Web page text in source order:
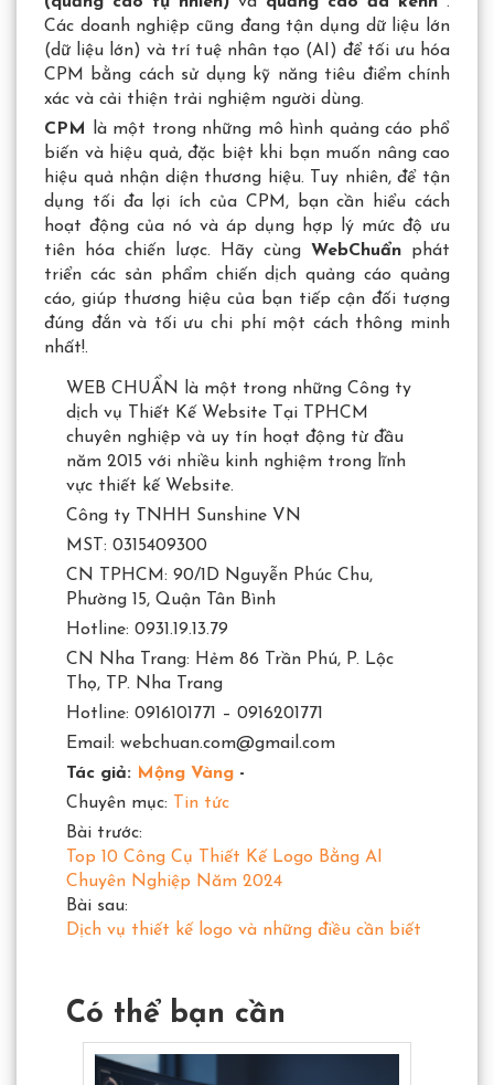
Các doanh nghiệp cũng đang tận dụng dữ liệu lớn
(dữ liệu lớn) và trí tuệ nhân tạo (AI) để tối ưu hóa
CPM bằng cách sử dụng kỹ năng tiêu điểm chính
xác và cải thiện trải nghiệm người dùng.
CPM
là một trong những mô hình quảng cáo phổ
biến và hiệu quả, đặc biệt khi bạn muốn nâng cao
hiệu quả nhận diện thương hiệu. Tuy nhiên, để tận
dụng tối đa lợi ích của CPM, bạn cần hiểu cách
hoạt động của nó và áp dụng hợp lý mức độ ưu
tiên hóa chiến lược. Hãy cùng WebChuẩn phát
triển các sản phẩm chiến dịch quảng cáo quảng
cáo, giúp thương hiệu của bạn tiếp cận đối tượng
đúng đắn và tối ưu chi phí một cách thông minh
nhất!.
WEB CHUẨN là một trong những Công ty
dịch vụ Thiết Kế Website Tại TPHCM
chuyên nghiệp và uy tín hoạt động từ đầu
năm 2015 với nhiều kinh nghiệm trong lĩnh
vực thiết kế Website.
Công ty TNHH Sunshine VN
MST: 0315409300
CN TPHCM: 90/1D Nguyễn Phúc Chu,
Phường 15, Quận Tân Bình
Hotline: 0931.19.13.79
CN Nha Trang: Hẻm 86 Trần Phú, P. Lộc
Thọ, TP. Nha Trang
Hotline: 0916101771 – 0916201771
Email: webchuan.com@gmail.com
Tác giả: Mộng Vàng -
Chuyên mục: Tin tức
Bài trước:
Top 10 Công Cụ Thiết Kế Logo Bằng AI
Chuyên Nghiệp Năm 2024
Bài sau:
Dịch vụ thiết kế logo và những điều cần biết
Có thể bạn cần